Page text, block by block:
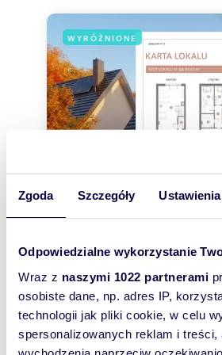
Zgoda Szczegóły
Odpowiedzialne wykorzystanie
Wraz z naszymi 1022 partnerami
osobiste dane, np. adres IP,
technologii jak pliki cookie, w celu
spersonalizowanych reklam i treści,
WYRÓŻNIONE
WYRÓŻNIONE